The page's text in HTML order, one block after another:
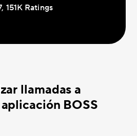
151K Ratings
llamadas a
BOSS